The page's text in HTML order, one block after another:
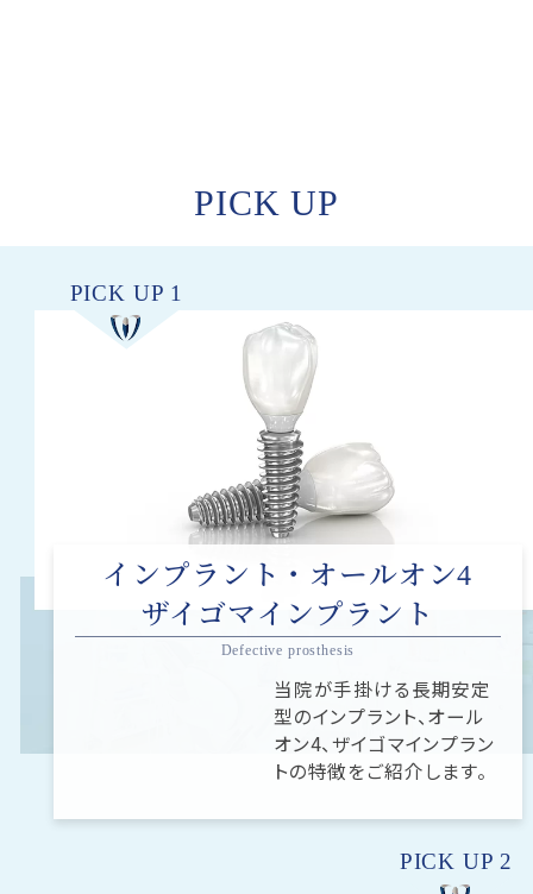
PICK UP
PICK UP 1
インプラント・オールオン4
ザイゴマインプラント
Defective prosthesis
当院が手掛ける長期安定
型のインプラント、オール
オン4、ザイゴマインプラン
トの特徴をご紹介します。
PICK UP 2